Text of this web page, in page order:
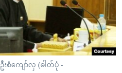
စံကျော်လှ (ဓါတ်ပုံ -